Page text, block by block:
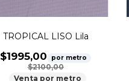
TROPICAL LISO Lila
$1995,00 por metro
$2100,00
Venta por metro